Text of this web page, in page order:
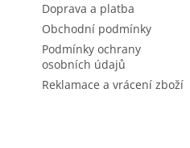
Doprava a platba
Obchodní podmínky
Podmínky ochrany
osobních údajů
Reklamace a vrácení zboží